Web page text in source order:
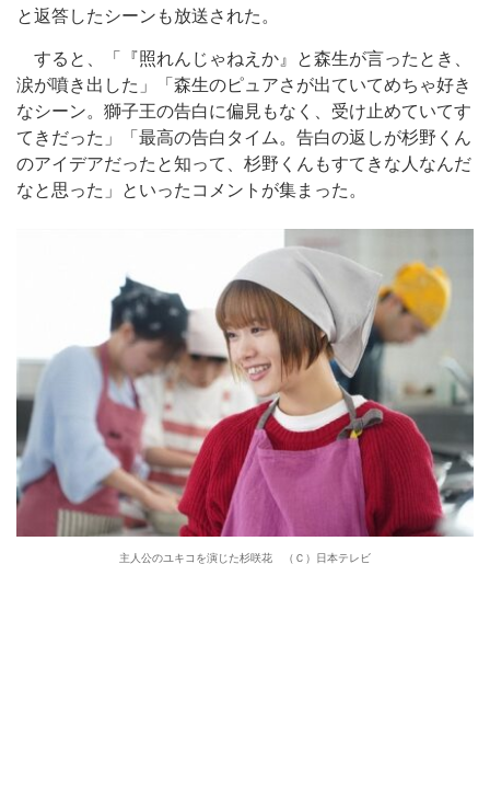
と返答したシーンも放送された。
すると、「『照れんじゃねえか』と森生が言ったとき、
涙が噴き出した」「森生のピュアさが出ていてめちゃ好き
なシーン。獅子王の告白に偏見もなく、受け止めていてす
てきだった」「最高の告白タイム。告白の返しが杉野くん
のアイデアだったと知って、杉野くんもすてきな人なんだ
なと思った」といったコメントが集まった。
主人公のユキコを演じた杉咲花 （Ｃ）日本テレビ